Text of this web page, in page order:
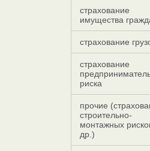
страхование
имущества
страхование
страхование
риска
прочие
строительно-
монтажных
др.)